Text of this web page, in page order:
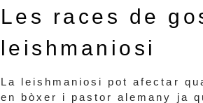
Les races de
leishmaniosi
La leishmaniosi pot afectar
en bòxer i pastor alemany ja